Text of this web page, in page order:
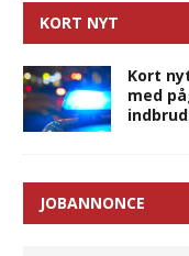
KORT NYT
Kort
med
JOBANNONCE